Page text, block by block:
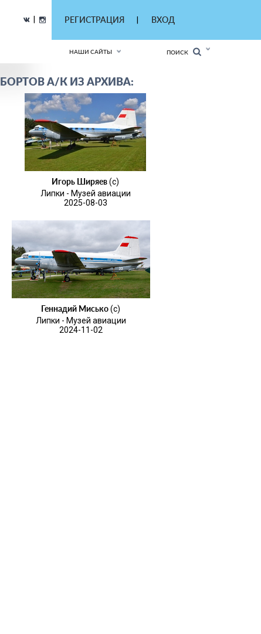
РЕГИСТРАЦИЯ ВХОД
НАШИ САЙТЫ ПОИСК
БОРТОВ А/К ИЗ АРХИВА:
Игорь Ширяев(c)
Липки - Музей авиации
2025-08-03
Геннадий Мисько(c)
Липки - Музей авиации
2024-11-02